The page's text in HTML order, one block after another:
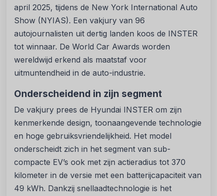
april 2025, tijdens de New York International Auto
Show (NYIAS). Een vakjury van 96
autojournalisten uit dertig landen koos de INSTER
tot winnaar. De World Car Awards worden
wereldwijd erkend als maatstaf voor
uitmuntendheid in de auto-industrie.
Onderscheidend in zijn segment
De vakjury prees de Hyundai INSTER om zijn
kenmerkende design, toonaangevende technologie
en hoge gebruiksvriendelijkheid. Het model
onderscheidt zich in het segment van sub-
compacte EV’s ook met zijn actieradius tot 370
kilometer in de versie met een batterijcapaciteit van
49 kWh. Dankzij snellaadtechnologie is het